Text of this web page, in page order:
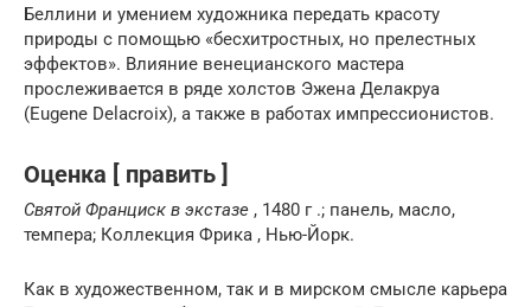
Беллини и умением художника передать красоту
природы с помощью «бесхитростных, но прелестных
эффектов». Влияние венецианского мастера
прослеживается в ряде холстов Эжена Делакруа
(Eugene Delacroix), а также в работах импрессионистов.
Оценка [ править ]
Святой Франциск в экстазе , 1480 г .; панель, масло,
темпера; Коллекция Фрика , Нью-Йорк.
Как в художественном, так и в мирском смысле карьера